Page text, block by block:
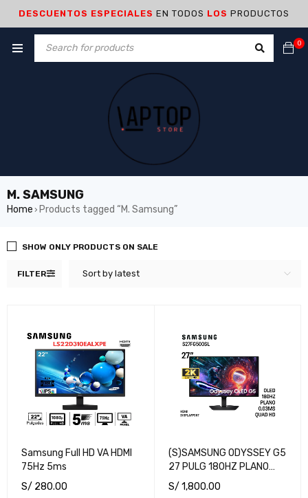
DESCUENTOS ESPECIALES EN TODOS LOS PRODUCTOS
0
M. SAMSUNG
Home › Products tagged “M. Samsung”
FILTER Sort by latest
SHOW ONLY PRODUCTS ON SALE
Samsung Full HD VA HDMI
75Hz 5ms
S/ 280.00
(S)SAMSUNG ODYSSEY G5
27 PULG 180HZ PLANO
QHD OLED
S/ 1,800.00